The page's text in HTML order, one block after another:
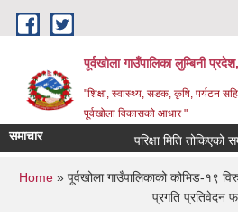
Skip to main content
पूर्वखोला गाउँपालिका लुम्बिनी
"शिक्षा, स्वास्थ्य, सडक, कृषि, पर्यटन
पूर्वखोला विकासको आधार "
समाचार परिक्षा मिति तोकिएको
You are here
Home» पूर्वखोला गाउँपालिकाको कोभिड-१९
प्रगति प्रतिवेदन